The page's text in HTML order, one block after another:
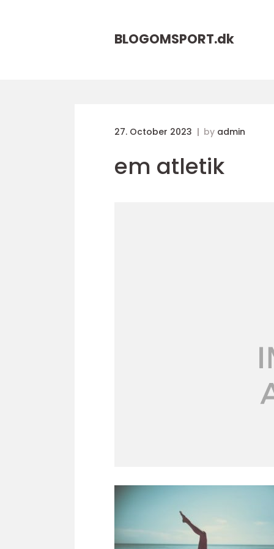
BLOGOMSPORT.dk
27. October 2023 by admin
em atletik